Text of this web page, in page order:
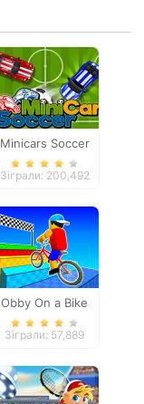
Minicars Soccer
Зіграли: 200,492
Obby On a Bike
Зіграли: 57,889